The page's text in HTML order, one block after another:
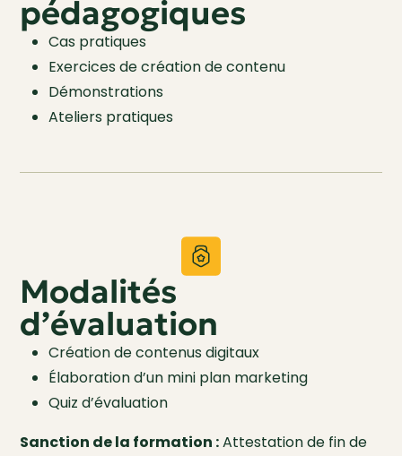
pédagogiques
Cas pratiques
Exercices de création de contenu
Démonstrations
Ateliers pratiques
Modalités
d’évaluation
Création de contenus digitaux
Élaboration d’un mini plan marketing
Quiz d’évaluation
Sanction de la formation :Attestation de fin de